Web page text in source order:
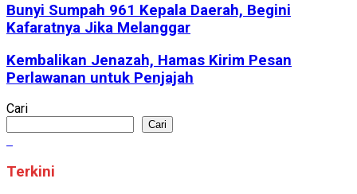
Bunyi Sumpah 961 Kepala Daerah, Begini
Kafaratnya Jika Melanggar
Kembalikan Jenazah, Hamas Kirim Pesan
Perlawanan untuk Penjajah
Cari
Cari
Terkini